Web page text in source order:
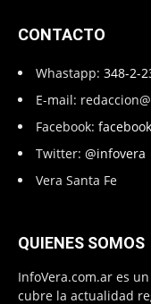
CONTACTO
Whastapp: 348-2-
E-mail:
Facebook:
Twitter: @infovera
Vera Santa Fe
QUIENES SOMOS
InfoVera.com.ar es
cubre la actualidad